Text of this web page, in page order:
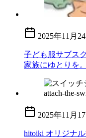
2025年11月24
子ども服サブス
家族にゆとりを
2025年11月17
hitoiki オリジナ